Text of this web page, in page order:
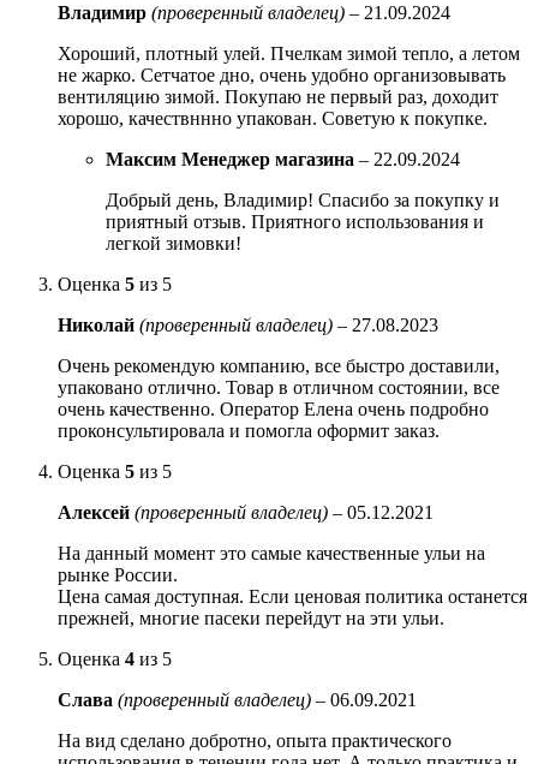
Владимир (проверенный владелец) – 21.09.2024
Хороший, плотный улей. Пчелкам зимой тепло, а летом
не жарко. Сетчатое дно, очень удобно организовывать
вентиляцию зимой. Покупаю не первый раз, доходит
хорошо, качествннно упакован. Советую к покупке.
Максим Менеджер магазина – 22.09.2024
Добрый день, Владимир! Спасибо за покупку и
приятный отзыв. Приятного использования и
легкой зимовки!
Оценка 5 из 5
Николай (проверенный владелец) – 27.08.2023
Очень рекомендую компанию, все быстро доставили,
упаковано отлично. Товар в отличном состоянии, все
очень качественно. Оператор Елена очень подробно
проконсультировала и помогла оформит заказ.
Оценка 5 из 5
Алексей (проверенный владелец) – 05.12.2021
На данный момент это самые качественные ульи на
рынке России.
Цена самая доступная. Если ценовая политика останется
прежней, многие пасеки перейдут на эти ульи.
Оценка 4 из 5
Слава (проверенный владелец) – 06.09.2021
На вид сделано добротно, опыта практического